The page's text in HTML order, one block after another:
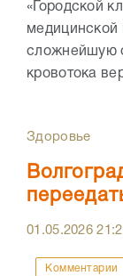
«Городской
сложнейшую
кровотока
Здоровье
01.05.2026
Комментарии